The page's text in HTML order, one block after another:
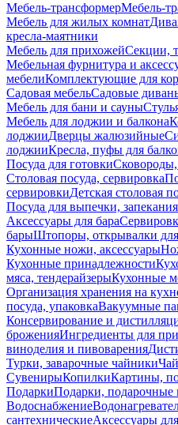
Мебель-трансформерМебель-
Мебель для жилых комнат
кресла-маятники
Мебель для прихожейСекции,
Мебельная фурнитура и
мебелиКомплектующие для
Садовая мебельСадовые
Мебель для бани и сауны
Мебель для лоджии и балкона
лоджииДверцы жалюзийные
лоджииКресла, пуфы для
Посуда для готовки
Столовая посуда, сервировка
сервировкиДетская столовая
Посуда для выпечки, запекания
Аксессуары для бара
барыШтопоры, открывалки
Кухонные ножи, аксессуары
Кухонные принадлежности
мяса, тендерайзерыКухонные
Организация хранения на
посуда, упаковкаВакуумные
Консервирование и
броженияИнгредиенты для
виноделия и пивоварения
Турки, заварочные чайники
СувенирыКопилкиКартины,
ПодаркиПодарки, подарочные
Водоснабжение
сантехническиеАксессуары